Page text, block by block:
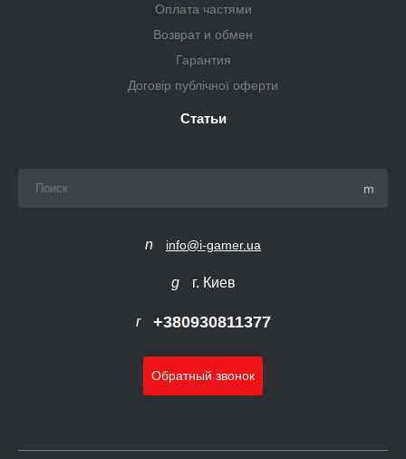
Оплата частями
Возврат и обмен
Гарантия
Договір публічної оферти
Статьи
info@i-gamer.ua
г. Киев
+380930811377
Обратный звонок